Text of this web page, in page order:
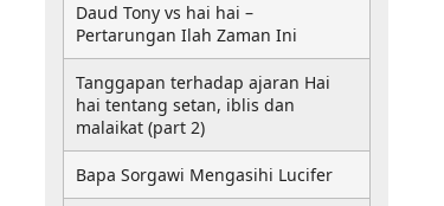
Daud Tony vs hai hai –
Pertarungan Ilah Zaman Ini
Tanggapan terhadap ajaran Hai
hai tentang setan, iblis dan
malaikat (part 2)
Bapa Sorgawi Mengasihi Lucifer